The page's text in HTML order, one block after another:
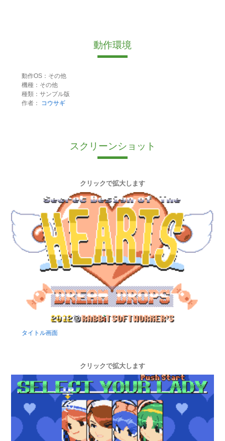
動作環境
動作OS：その他
機種：その他
種類：サンプル版
作者：
コウサギ
スクリーンショット
クリックで拡大します
タイトル画面
クリックで拡大します